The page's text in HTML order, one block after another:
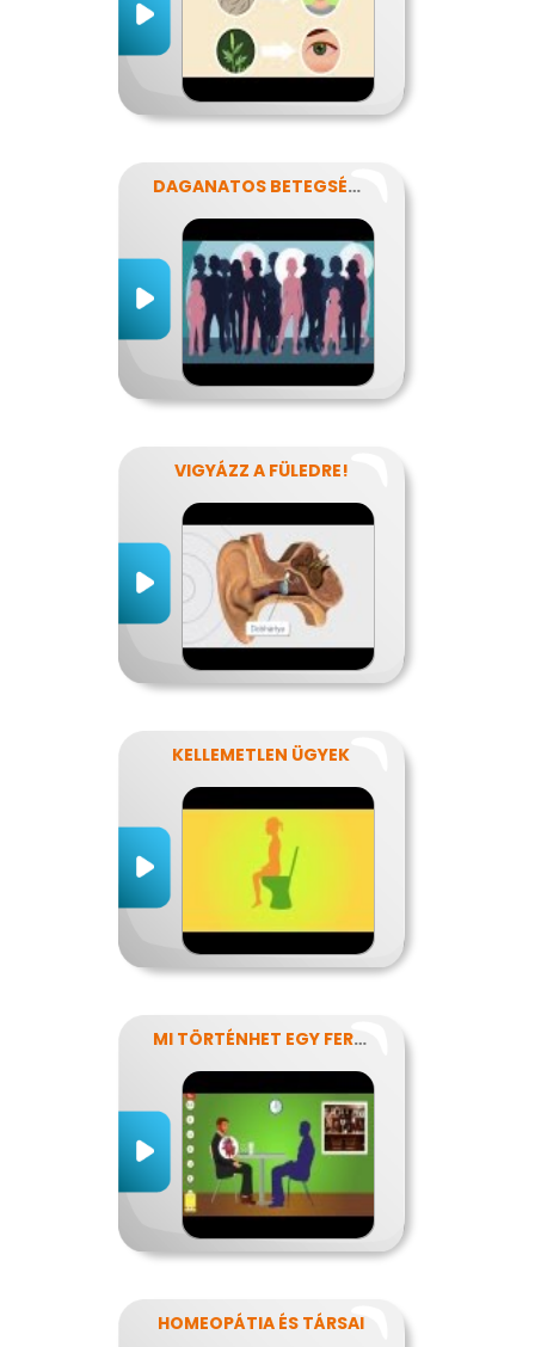
DAGANATOS BETEGSÉGEK
VIGYÁZZ A FÜLEDRE!
KELLEMETLEN ÜGYEK
MI TÖRTÉNHET EGY FERDE ÉJSZAKÁN?
HOMEOPÁTIA ÉS TÁRSAI